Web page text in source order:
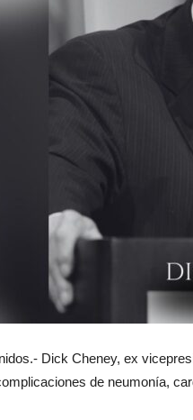
Dick Cheney, ex
de neumonía,